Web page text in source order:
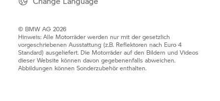
© BMW AG 2026
Hinweis: Alle Motorräder werden nur mit der gesetzlich
vorgeschriebenen Ausstattung (z.B. Reflektoren nach Euro 4
Standard) ausgeliefert. Die Motorräder auf den Bildern und Videos
dieser Website können davon gegebenenfalls abweichen.
Abbildungen können Sonderzubehör enthalten.